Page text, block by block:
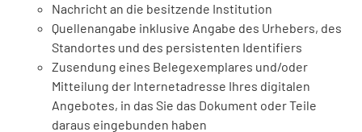
Nachricht an die besitzende Institution
Quellenangabe inklusive Angabe des Urhebers, des
Standortes und des persistenten Identifiers
Zusendung eines Belegexemplares und/oder
Mitteilung der Internetadresse Ihres digitalen
Angebotes, in das Sie das Dokument oder Teile
daraus eingebunden haben